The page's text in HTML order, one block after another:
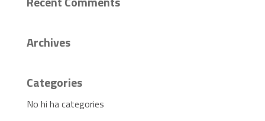
Archives
Categories
No hi ha categories